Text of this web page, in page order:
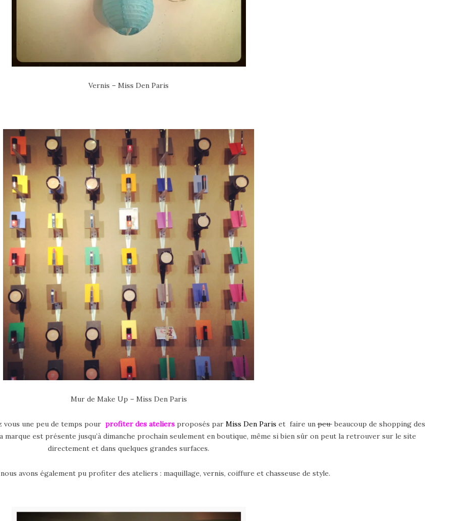
Vernis – Miss Den Paris
Mur de Make Up – Miss Den Paris
vous une peu de temps pour profiter des ateliersproposés par Miss Den Paris et faire unpeubeaucoup de shopping des
est présente jusqu’à dimanche prochain seulement en boutique, même si bien sûr on peut la retrouver sur le site
directement et dans quelques grandes surfaces.
avons également pu profiter des ateliers : maquillage, vernis, coiffure et chasseuse de style.